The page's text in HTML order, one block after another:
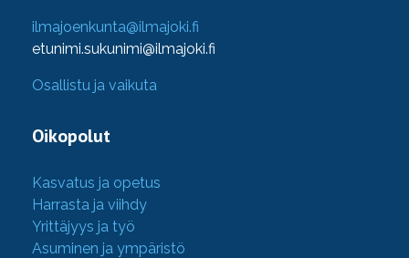
ilmajoenkunta@ilmajoki.fi
etunimi.sukunimi@ilmajoki.fi
Osallistu ja vaikuta
Oikopolut
Kasvatus ja opetus
Harrasta ja viihdy
Yrittäjyys ja työ
Asuminen ja ympäristö